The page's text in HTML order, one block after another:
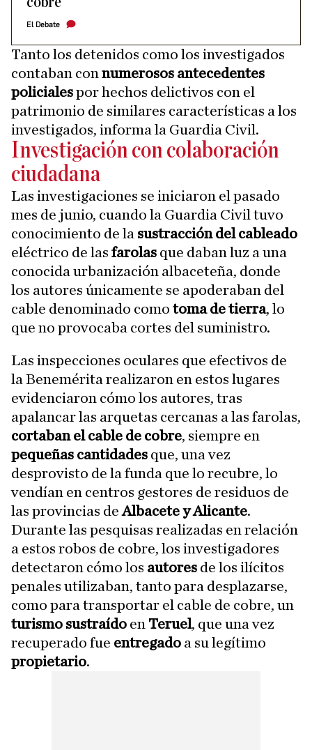
El Debate
Tanto los detenidos como los investigados
contaban con numerosos antecedentes
policialespor hechos delictivos con el
patrimonio de similares características a los
investigados, informa la Guardia Civil.
Investigación con colaboración
ciudadana
Las investigaciones se iniciaron el pasado
mes de junio, cuando la Guardia Civil tuvo
conocimiento de la sustracción del cableado
eléctrico de las farolas que daban luz a una
conocida urbanización albaceteña, donde
los autores únicamente se apoderaban del
cable denominado como toma de tierra, lo
que no provocaba cortes del suministro.
Las inspecciones oculares que efectivos de
la Benemérita realizaron en estos lugares
evidenciaron cómo los autores, tras
apalancar las arquetas cercanas a las farolas,
cortaban el cable de cobre, siempre en
pequeñas cantidades que, una vez
desprovisto de la funda que lo recubre, lo
vendían en centros gestores de residuos de
las provincias deAlbacete y Alicante.
Durante las pesquisas realizadas en relación
a estos robos de cobre, los investigadores
detectaron cómo los autores de los ilícitos
penales utilizaban, tanto para desplazarse,
como para transportar el cable de cobre, un
turismo sustraído en Teruel, que una vez
recuperado fue entregado a su legítimo
propietario.